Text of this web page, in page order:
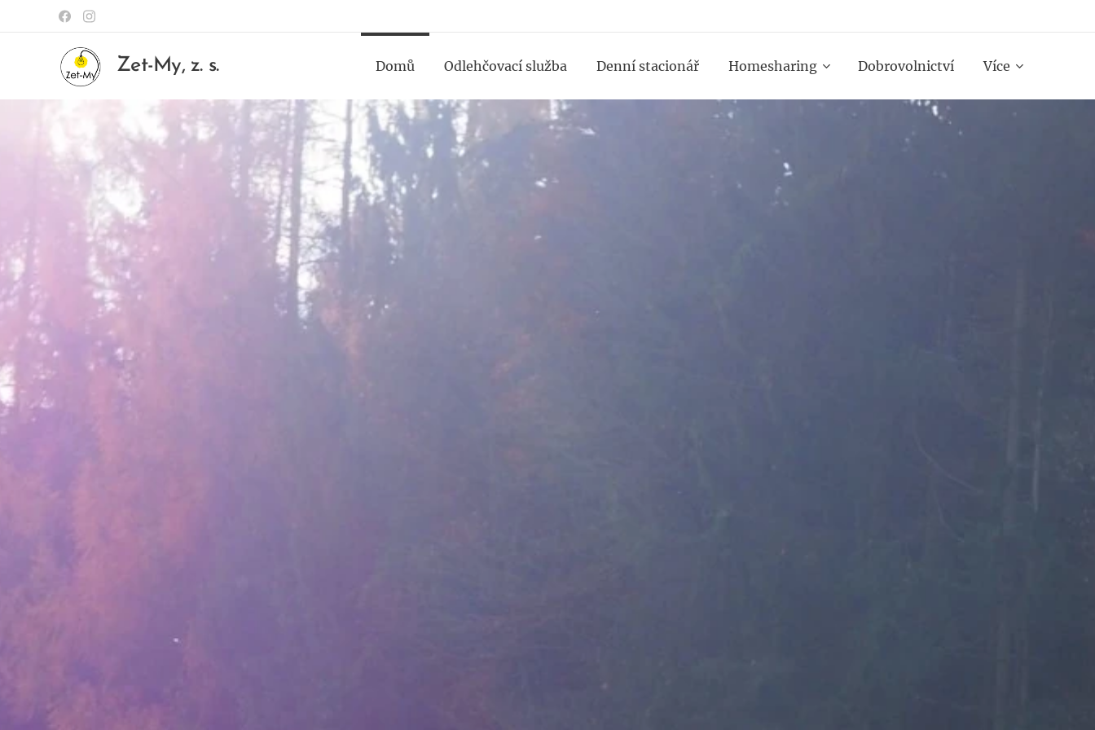
Zet-My, z. s. Domů Odlehčovací služba Denní stacionář Homesharing Dobrovolnictví Více